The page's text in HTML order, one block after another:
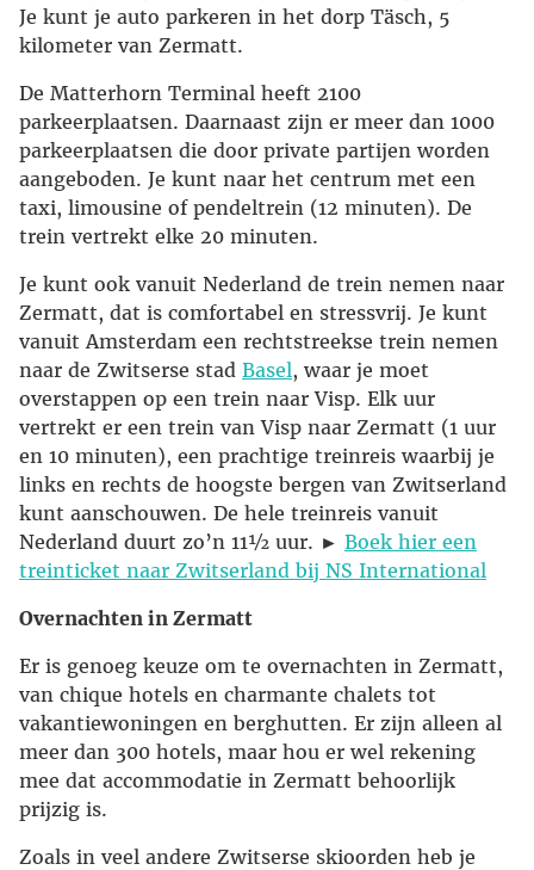
Je kunt je auto parkeren in het dorp Täsch, 5
kilometer van Zermatt.
De Matterhorn Terminal heeft 2100
parkeerplaatsen. Daarnaast zijn er meer dan 1000
parkeerplaatsen die door private partijen worden
aangeboden. Je kunt naar het centrum met een
taxi, limousine of pendeltrein (12 minuten). De
trein vertrekt elke 20 minuten.
Je kunt ook vanuit Nederland de trein nemen naar
Zermatt, dat is comfortabel en stressvrij. Je kunt
vanuit Amsterdam een rechtstreekse trein nemen
naar de Zwitserse stad Basel, waar je moet
overstappen op een trein naar Visp. Elk uur
vertrekt er een trein van Visp naar Zermatt (1 uur
en 10 minuten), een prachtige treinreis waarbij je
links en rechts de hoogste bergen van Zwitserland
kunt aanschouwen. De hele treinreis vanuit
Nederland duurt zo’n 11½ uur. ► Boek hier een
treinticket naar Zwitserland bij NS International
Overnachten in Zermatt
Er is genoeg keuze om te overnachten in Zermatt,
van chique hotels en charmante chalets tot
vakantiewoningen en berghutten. Er zijn alleen al
meer dan 300 hotels, maar hou er wel rekening
mee dat accommodatie in Zermatt behoorlijk
prijzig is.
Zoals in veel andere Zwitserse skioorden heb je